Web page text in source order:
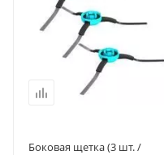
Боковая щетка (3 шт. /